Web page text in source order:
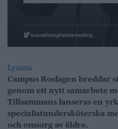
Lyssna
Campus Roslagen breddar
genom ett nytt samarbete
Tillsammans lanseras en
specialistundersköterska
och omsorg av äldre.